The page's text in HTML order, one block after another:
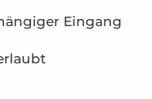
Eingang